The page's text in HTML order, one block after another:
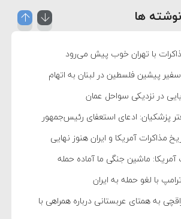
ها
با تهران خوب پیش می‌رود
پیشین فلسطین در لبنان به اتهام
اموال
در نزدیکی سواحل عمان
پزشکیان: ادعای استعفای رئیس‌جمهور
محض است
مذاکرات آمریکا و ایران هنوز نهایی
ماشین جنگی ما آماده حمله
ایران است
با لغو حمله به ایران
به همتای عربستانی درباره همراهی با